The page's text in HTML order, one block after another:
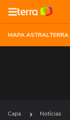
MAPA ASTRAL
Capa Notícias